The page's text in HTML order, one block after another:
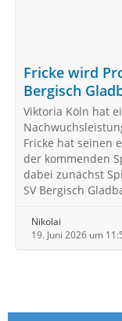
Fricke wird
Bergisch
Viktoria Köln hat
Fricke hat seinen
der kommenden
dabei zunächst
SV Bergisch
Nikolai
19. Juni 2026 um